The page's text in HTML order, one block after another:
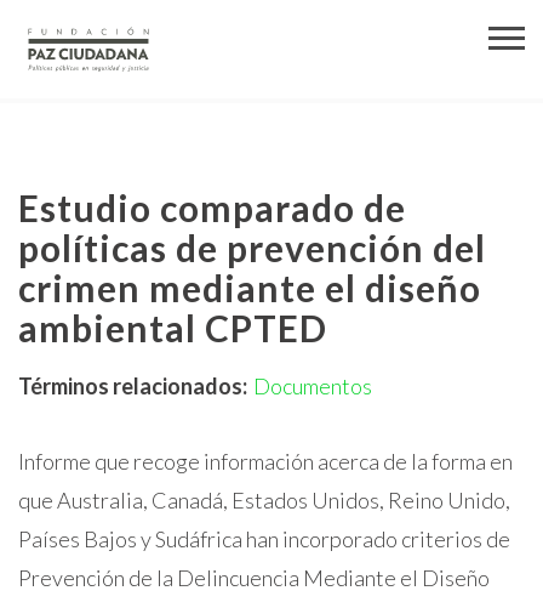
Estudio comparado de
políticas de prevención del
crimen mediante el diseño
ambiental CPTED
Términos relacionados: Documentos
Informe que recoge información acerca de la forma en
que Australia, Canadá, Estados Unidos, Reino Unido,
Países Bajos y Sudáfrica han incorporado criterios de
Prevención de la Delincuencia Mediante el Diseño